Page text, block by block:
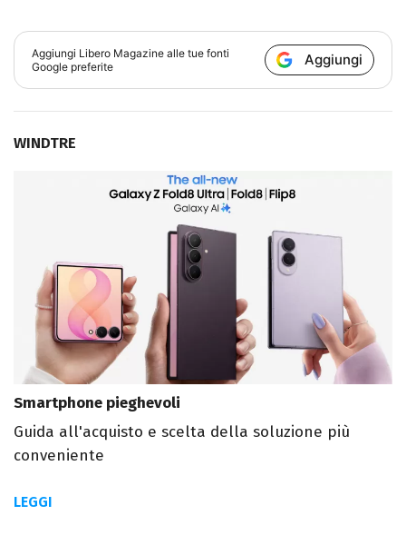
Aggiungi Libero Magazine alle tue fonti
Google preferite
Aggiungi
WINDTRE
Smartphone pieghevoli
Guida all'acquisto e scelta della soluzione più
conveniente
LEGGI